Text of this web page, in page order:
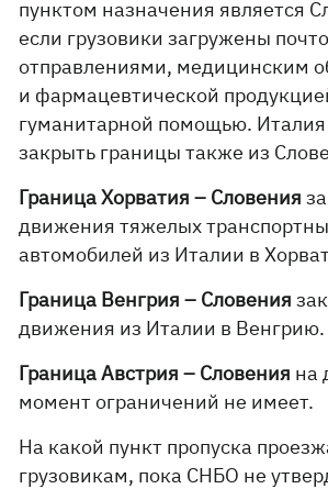
пунктом назначения является
если грузовики загружены
отправлениями, медицинским
и фармацевтической
гуманитарной помощью. Италия
закрыть границы также из
Граница Хорватия – Словения
движения тяжелых
автомобилей из Италии в
Граница Венгрия – Словения
движения из Италии в Венгрию.
Граница Австрия – Словения на
момент ограничений не имеет.
На какой пункт пропуска
грузовикам, пока СНБО не